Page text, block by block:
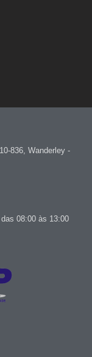
836, Wanderley -
08:00 às 13:00